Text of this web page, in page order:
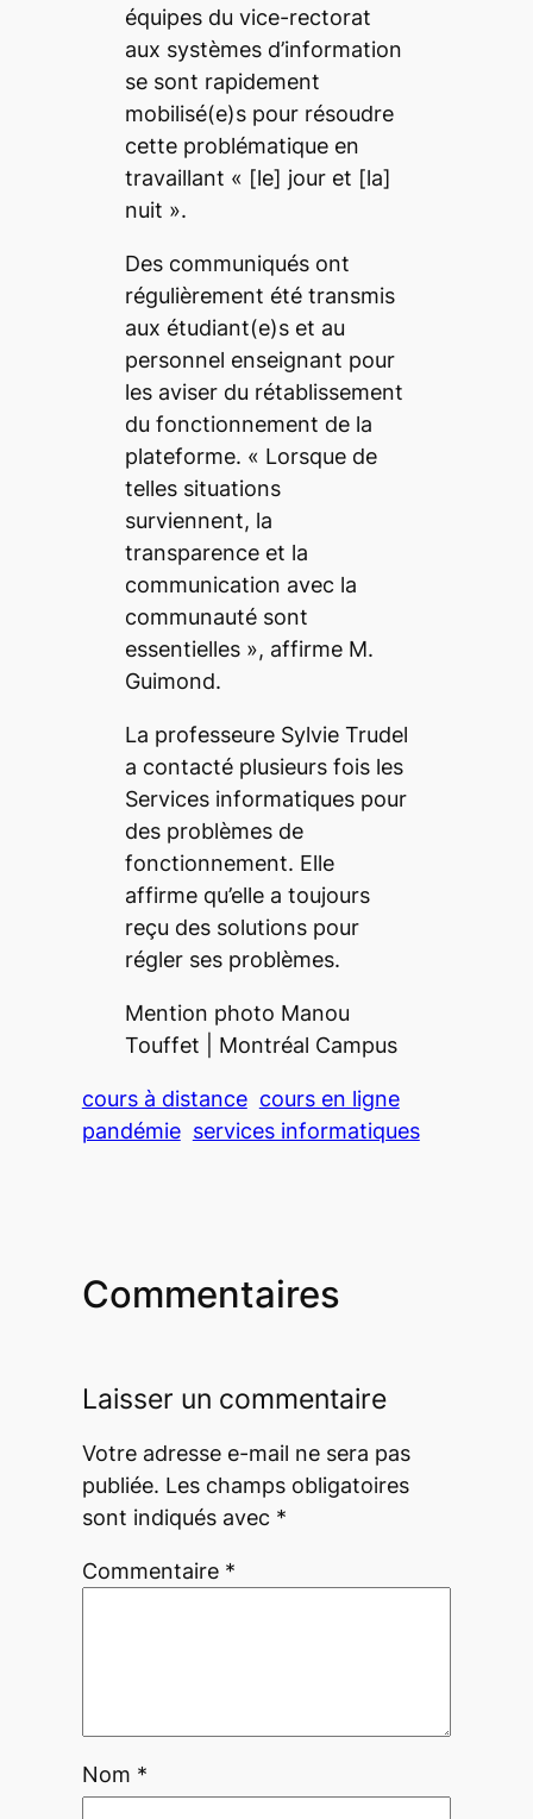
équipes du vice-rectorat
aux systèmes d’information
se sont rapidement
mobilisé(e)s pour résoudre
cette problématique en
travaillant « [le] jour et [la]
nuit ».
Des communiqués ont
régulièrement été transmis
aux étudiant(e)s et au
personnel enseignant pour
les aviser du rétablissement
du fonctionnement de la
plateforme. « Lorsque de
telles situations
surviennent, la
transparence et la
communication avec la
communauté sont
essentielles », affirme M.
Guimond.
La professeure Sylvie Trudel
a contacté plusieurs fois les
Services informatiques pour
des problèmes de
fonctionnement. Elle
affirme qu’elle a toujours
reçu des solutions pour
régler ses problèmes.
Mention photo Manou
Touffet | Montréal Campus
cours à distance cours en ligne
pandémie services informatiques
Commentaires
Laisser un commentaire
Votre adresse e-mail ne sera pas
publiée. Les champs obligatoires
sont indiqués avec *
Commentaire *
Nom *